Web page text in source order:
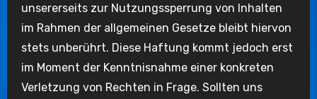
unsererseits zur Nutzungssperrung von Inhalten
im Rahmen der allgemeinen Gesetze bleibt hiervon
stets unberührt. Diese Haftung kommt jedoch erst
im Moment der Kenntnisnahme einer konkreten
Verletzung von Rechten in Frage. Sollten uns